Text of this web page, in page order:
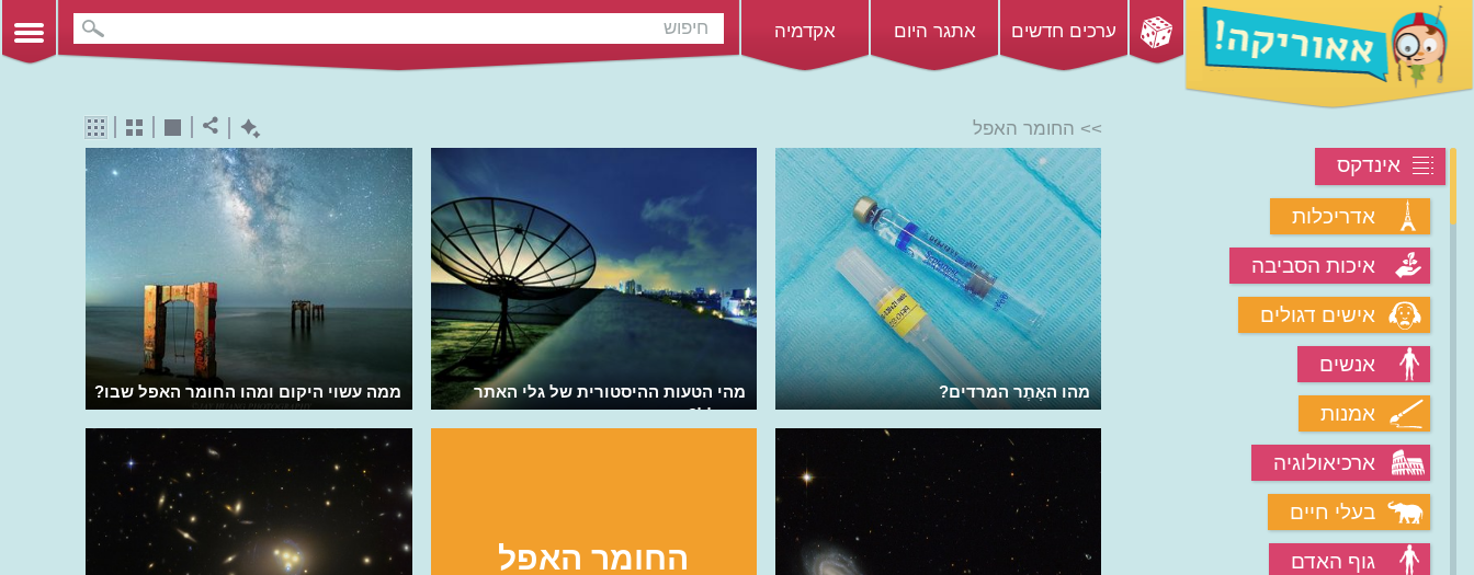
ערכים חדשים אתגר היום אקדמיה
אינדקס
אדריכלות
איכות הסביבה
אישים דגולים
אנשים
אמנות
ארכיאולוגיה
בעלי חיים
גוף האדם
>> החומר האפל
ממה עשוי היקום ומהו החומר האפל שבו?
מהי הטעות ההיסטורית של גלי האתר
והחלל?
מהו האֶתֶר המרדים?
החומר האפל